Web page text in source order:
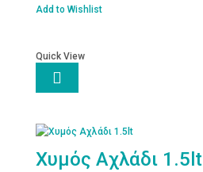
Add to Wishlist
Quick View

Χυμός Αχλάδι 1.5lt